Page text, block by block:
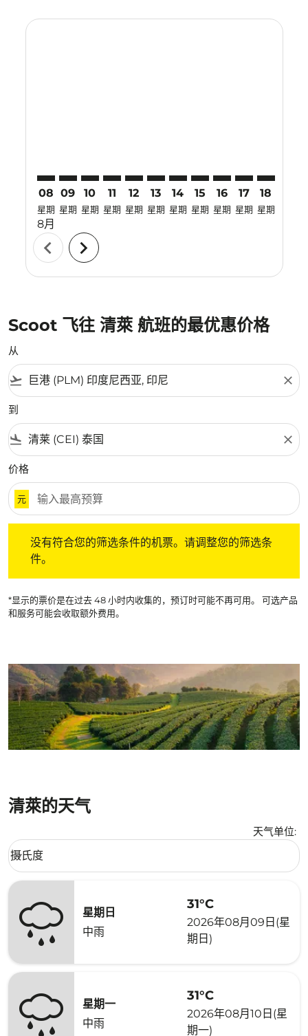
08
星期
8月
09
星期
10
星期
11
星期
12
星期
13
星期
14
星期
15
星期
16
星期
17
星期
18
星期
chevron_left chevron_right
Scoot 飞往 清萊 航班的最优惠价格
从
flight_takeoff close
到
flight_land close
价格
元
没有符合您的筛选条件的机票。请调整您的筛选条
件。
*显示的票价是在过去 48 小时内收集的，预订时可能不再可用。 可选产品
和服务可能会收取额外费用。
清萊的天气
天气单位:
Weather unit option 摄氏度 Selected
摄氏度
keyboard_arrow_down
星期日
中雨
31°C
2026年08月09日(星
期日)
星期一
中雨
31°C
2026年08月10日(星
期一)